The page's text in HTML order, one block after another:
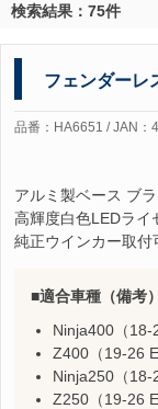
検索結果：75件
フェンダーレ
品番：HA6651 / JAN：
アルミ製ベース ブ
高輝度白色LEDライ
純正ウインカー取
適合車種（備考）
Ninja400（18-
Z400（19-26
Ninja250（18-
Z250（19-26